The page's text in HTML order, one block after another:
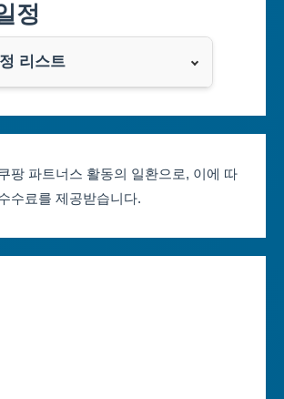
정
리스트
일정
일정
팡 파트너스 활동의 일환으로, 이에 따
수료를 제공받습니다.